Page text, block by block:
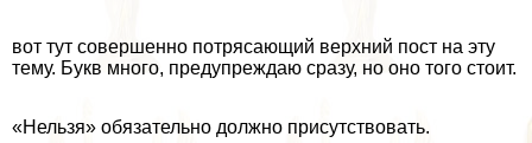
вот тут совершенно потрясающий верхний пост на эту
тему. Букв много, предупреждаю сразу, но оно того стоит.
«Нельзя» обязательно должно присутствовать.